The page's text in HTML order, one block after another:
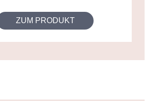
ZUM PRODUKT